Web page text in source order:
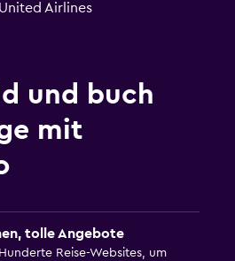
Airlines
und buch
mit
tolle Angebote
Reise-Websites, um